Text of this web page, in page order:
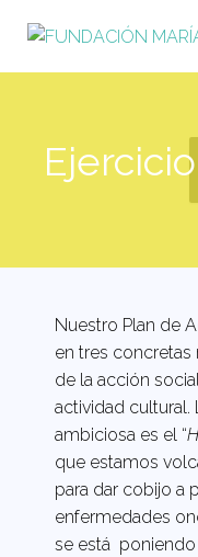
Nuestro Plan de
en tres
de la acción
actividad
ambiciosa es el “
que estamos
para dar cobijo a
enfermedades
se está